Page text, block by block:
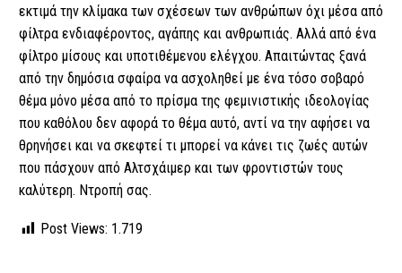
εκτιμά την κλίμακα των σχέσεων των ανθρώπων όχι μέσα από
φίλτρα ενδιαφέροντος, αγάπης και ανθρωπιάς. Αλλά από ένα
φίλτρο μίσους και υποτιθέμενου ελέγχου. Απαιτώντας ξανά
από την δημόσια σφαίρα να ασχοληθεί με ένα τόσο σοβαρό
θέμα μόνο μέσα από το πρίσμα της φεμινιστικής ιδεολογίας
που καθόλου δεν αφορά το θέμα αυτό, αντί να την αφήσει να
θρηνήσει και να σκεφτεί τι μπορεί να κάνει τις ζωές αυτών
που πάσχουν από Αλτσχάιμερ και των φροντιστών τους
καλύτερη. Ντροπή σας.
Post Views: 1.719